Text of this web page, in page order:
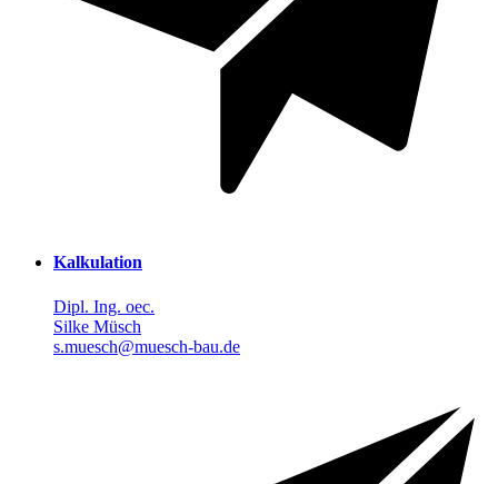
Kalkulation
Dipl. Ing. oec.
Silke Müsch
s.muesch@muesch-bau.de